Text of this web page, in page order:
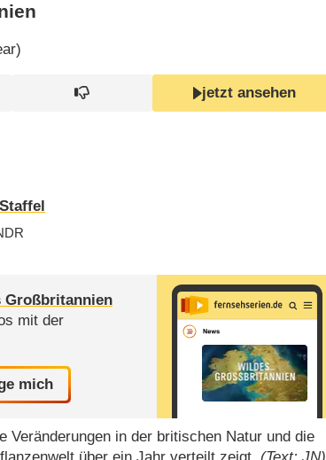
)
jetzt ansehen
Großbritannien
mit der
mich
Veränderungen in der britischen Natur und die
über ein Jahr verteilt zeigt.(Text: JN)